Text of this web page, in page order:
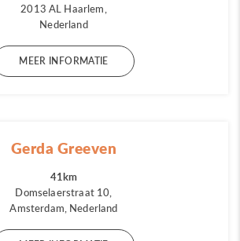
2013 AL Haarlem,
Nederland
MEER INFORMATIE
Gerda Greeven
41km
Domselaerstraat 10,
Amsterdam, Nederland